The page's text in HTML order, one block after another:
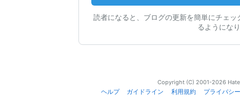
読者になると、ブログの更新を簡単にチェ
るようになり
Copyright (C) 2001-2026
ヘルプ
ガイドライン 利用規約 プライバシ